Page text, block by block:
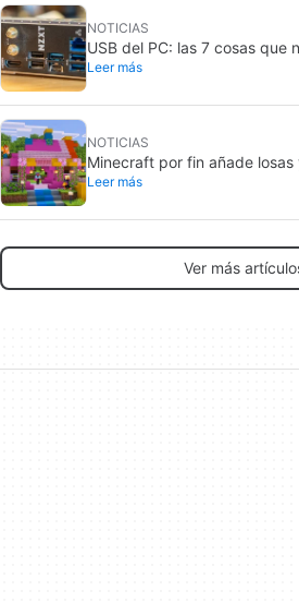
NOTICIAS
USB del PC: las 7 cosas que
seguridad
Leer más
NOTICIAS
Minecraft por fin añade
ya están en pruebas
Leer más
Ver más